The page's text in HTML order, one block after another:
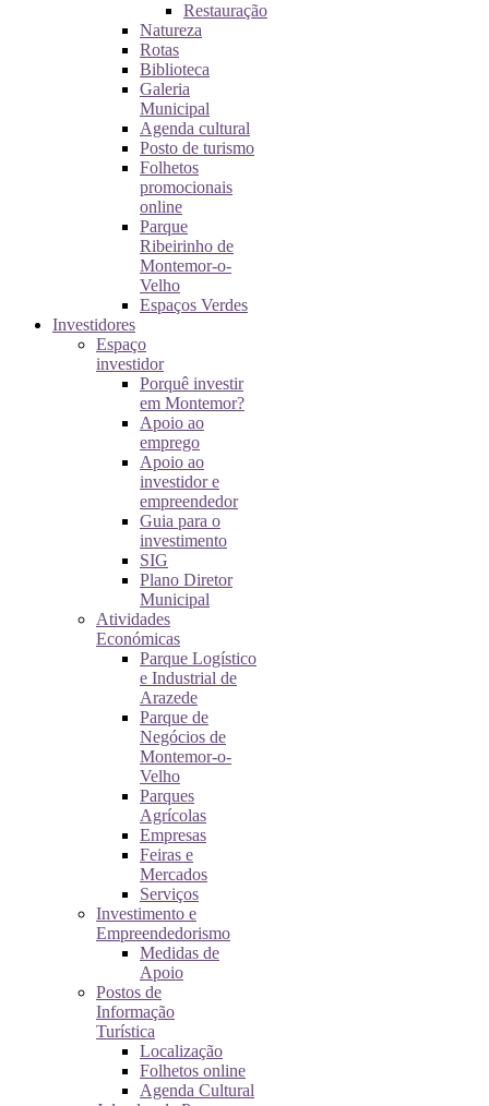
Restauração
Natureza
Rotas
Biblioteca
Galeria
Municipal
Agenda cultural
Posto de turismo
Folhetos
promocionais
online
Parque
Ribeirinho de
Montemor-o-
Velho
Espaços Verdes
Investidores
Espaço
investidor
Porquê investir
em Montemor?
Apoio ao
emprego
Apoio ao
investidor e
empreendedor
Guia para o
investimento
SIG
Plano Diretor
Municipal
Atividades
Económicas
Parque Logístico
e Industrial de
Arazede
Parque de
Negócios de
Montemor-o-
Velho
Parques
Agrícolas
Empresas
Feiras e
Mercados
Serviços
Investimento e
Empreendedorismo
Medidas de
Apoio
Postos de
Informação
Turística
Localização
Folhetos online
Agenda Cultural